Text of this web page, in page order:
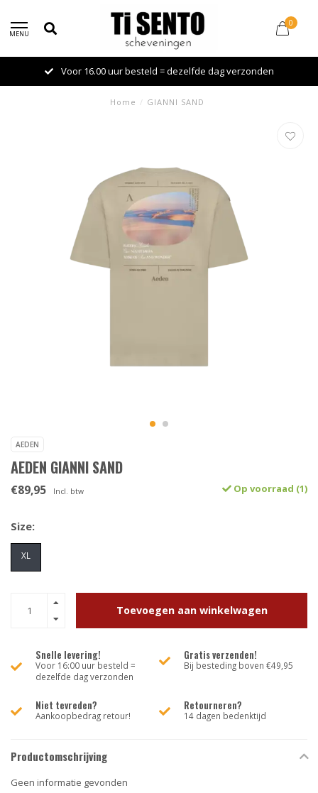
MENU
0
Voor 16.00 uur besteld = dezelfde dag verzonden
Home / GIANNI SAND
AEDEN
AEDEN GIANNI SAND
€89,95 Incl. btw Op voorraad (1)
Size:
XL
Toevoegen aan winkelwagen
Snelle levering!
Voor 16:00 uur besteld =
dezelfde dag verzonden
Gratis verzenden!
Bij besteding boven €49,95
Niet tevreden?
Aankoopbedrag retour!
Retourneren?
14 dagen bedenktijd
Productomschrijving
Geen informatie gevonden